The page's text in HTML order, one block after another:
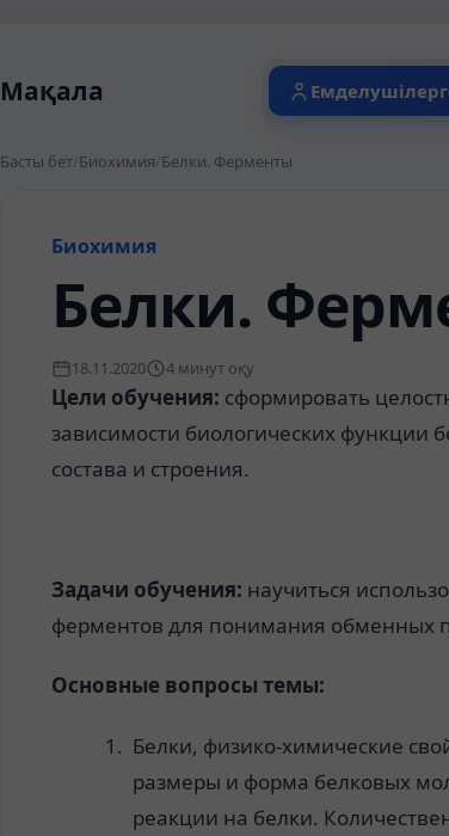
Мақала
Басты бет/Биохимия/Белки. Ферменты
Биохимия
Белки.
18.11.2020 4 минут оқу
Цели обучения: сформировать
зависимости биологических функции
состава и строения.
Задачи обучения: научиться
ферментов для понимания обменных
Основные вопросы темы:
Белки, физико-химические
размеры и форма белковых
реакции на белки.